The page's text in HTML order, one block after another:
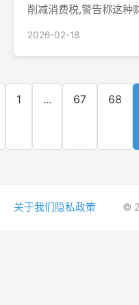
削减消费税,警告称这种
组织周一公布的2026年
时,日本首相高市早苗在
2026-02-18
1 ... 67 68
关于我们 隐私政策 ©